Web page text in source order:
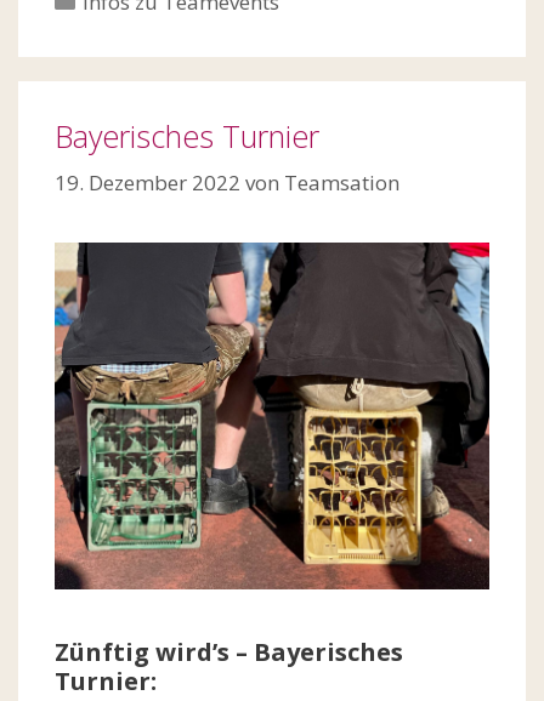
Bayerisches Turnier
19. Dezember 2022 von Teamsation
Zünftig wird’s – Bayerisches
Turnier: